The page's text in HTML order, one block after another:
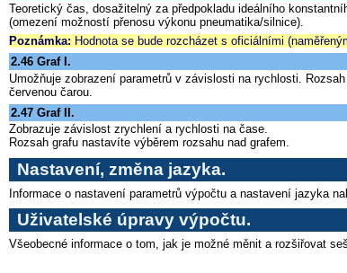
Teoretický čas, dosažitelný za předpokladu ideálního
(omezení možností přenosu výkonu pneumatika/silnice).
Poznámka: Hodnota se bude rozcházet s oficiálními
2.46 Graf I.
Umožňuje zobrazení parametrů v závislosti na rychlosti.
červenou čarou.
2.47 Graf II.
Zobrazuje závislost zrychlení a rychlosti na čase.
Rozsah grafu nastavíte výběrem rozsahu nad grafem.
Nastavení, změna jazyka.
Informace o nastavení parametrů výpočtu a nastavení jazyka
Uživatelské úpravy výpočtu.
Všeobecné informace o tom, jak je možné měnit a rozšiřovat